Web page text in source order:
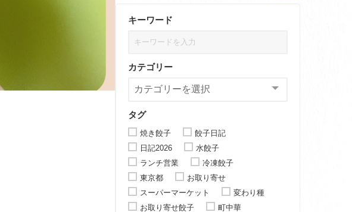
キーワード
カテゴリー
タグ
焼き餃子
餃子日記
日記2026
水餃子
ランチ営業
冷凍餃子
東京都
お取り寄せ
スーパーマーケット
変わり種
お取り寄せ餃子
町中華